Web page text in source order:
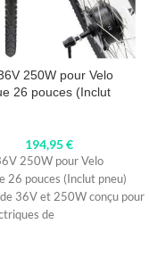
250W pour Velo
26 pouces (Inclut
194,95€
250W pour Velo
26 pouces (Inclut pneu)
36V et 250W conçu pour
de